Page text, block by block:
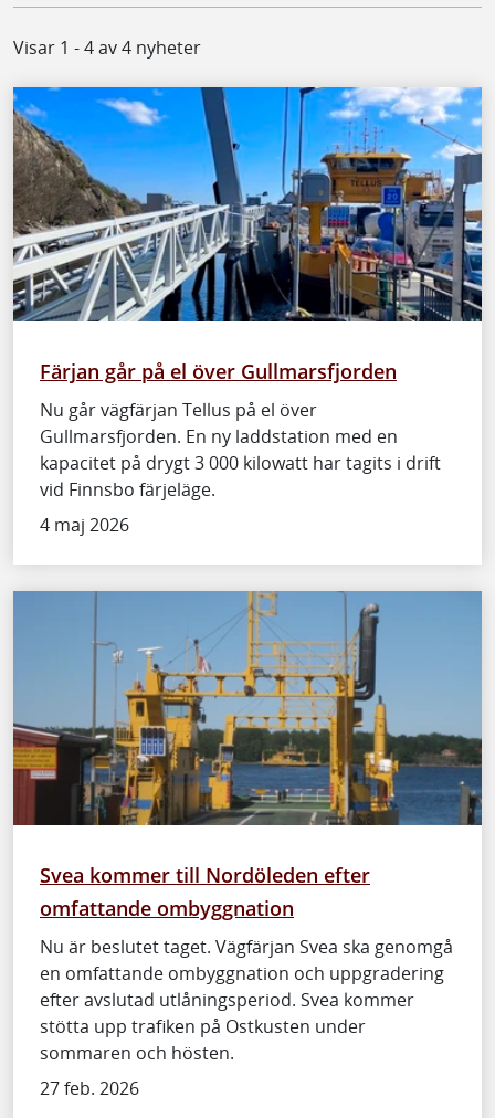
Visar 1 - 4 av 4 nyheter
Färjan går på el över Gullmarsfjorden
Nu går vägfärjan Tellus på el över
Gullmarsfjorden. En ny laddstation med en
kapacitet på drygt 3 000 kilowatt har tagits i drift
vid Finnsbo färjeläge.
4 maj 2026
Svea kommer till Nordöleden efter
omfattande ombyggnation
Nu är beslutet taget. Vägfärjan Svea ska genomgå
en omfattande ombyggnation och uppgradering
efter avslutad utlåningsperiod. Svea kommer
stötta upp trafiken på Ostkusten under
sommaren och hösten.
27 feb. 2026